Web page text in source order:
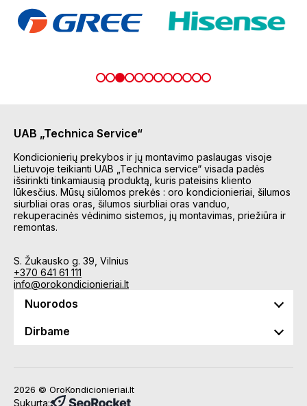
UAB „Technica Service“
Kondicionierių prekybos ir jų montavimo paslaugas visoje
Lietuvoje teikianti UAB „Technica service“ visada padės
išsirinkti tinkamiausią produktą, kuris pateisins kliento
lūkesčius. Mūsų siūlomos prekės : oro kondicionieriai, šilumos
siurbliai oras oras, šilumos siurbliai oras vanduo,
rekuperacinės vėdinimo sistemos, jų montavimas, priežiūra ir
remontas.
S. Žukausko g. 39, Vilnius
+370 641 61 111
info@orokondicionieriai.lt
Nuorodos
Dirbame
2026 © OroKondicionieriai.lt
Sukurta: